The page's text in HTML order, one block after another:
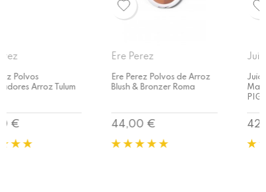
Ere Perez
Ere Perez Polvos de Arroz
Blush & Bronzer Roma
Precio
44,00 €
Juice Beauty
Juice Beauty Base de
Maquillaje PHYTO-
Precio
42,50 €